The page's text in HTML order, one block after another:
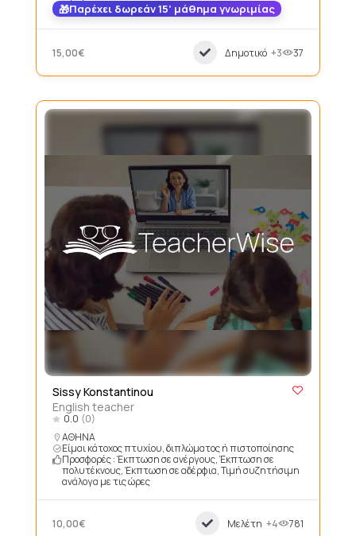
Παρέχει δωρεάν 15’ μάθημα γνωριμίας
15,00€ Δημοτικό +3 37
Sissy Konstantinou
English teacher
0.0 (0)
ΑΘΗΝΑ
Είμαι κάτοχος πτυχίου, διπλώματος ή πιστοποίησης
Προσφορές : Έκπτωση σε ανέργους, Έκπτωση σε
πολυτέκνους, Έκπτωση σε αδέρφια, Τιμή συζητήσιμη
ανάλογα με τις ώρες
10,00€ Μελέτη +4 781